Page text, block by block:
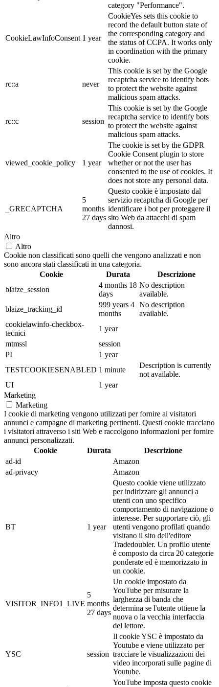
category "Performance".
CookieLawInfoConsent 1 year
CookieYes sets this cookie to
record the default button state of
the corresponding category and
the status of CCPA. It works only
in coordination with the primary
cookie.
rc::a never
This cookie is set by the Google
recaptcha service to identify bots
to protect the website against
malicious spam attacks.
rc::c session
This cookie is set by the Google
recaptcha service to identify bots
to protect the website against
malicious spam attacks.
viewed_cookie_policy 1 year
The cookie is set by the GDPR
Cookie Consent plugin to store
whether or not the user has
consented to the use of cookies. It
does not store any personal data.
_GRECAPTCHA
5
months
27 days
Questo cookie è impostato dal
servizio recaptcha di Google per
identificare i bot per proteggere il
sito Web da attacchi di spam
dannosi.
Altro
Altro
Cookie non classificati sono quelli che vengono analizzati e non
sono ancora stati classificati in una categoria.
Cookie
Durata
Descrizione
blaize_session
4 months 18
days
No description
available.
blaize_tracking_id
999 years 4
months
No description
available.
cookielawinfo-checkbox-
tecnici
1 year
mtmssl
session
PI
1 year
TESTCOOKIESENABLED 1 minute
Description is currently
not available.
UI
1 year
Marketing
Marketing
I cookie di marketing vengono utilizzati per fornire ai visitatori
annunci e campagne di marketing pertinenti. Questi cookie tracciano
i visitatori attraverso i siti Web e raccolgono informazioni per fornire
annunci personalizzati.
Cookie
Durata
Descrizione
ad-id
Amazon
ad-privacy
Amazon
BT 1 year
Questo cookie viene utilizzato
per indirizzare gli annunci a
utenti con uno specifico
comportamento di navigazione o
interesse. Per supportare ciò, gli
utenti vengono profilati quando
visitano il sito dell'editore
Tradedoubler. Un profilo utente
è composto da circa 20 categorie
ponderate ed è memorizzato in
un cookie.
VISITOR_INFO1_LIVE
5
months
27 days
Un cookie impostato da
YouTube per misurare la
larghezza di banda che
determina se l'utente ottiene la
nuova o la vecchia interfaccia
del lettore.
YSC session
Il cookie YSC è impostato da
Youtube e viene utilizzato per
tracciare le visualizzazioni dei
video incorporati sulle pagine di
Youtube.
YouTube imposta questo cookie